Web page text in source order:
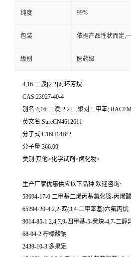
纯度 99%
包装 依据产品性状而定,
级别 医药级
4,16-二溴[2.2]对环芳烷
CAS:23927-40-4
别名:4,16-二溴[2.2]二聚对二甲苯;
英文名:SureCN4612611
分子式:C16H14Br2
分子量:366.09
类别:其他>化学试剂>卤化物>
生产厂家优惠供应以下品种,欢迎咨询:
53694-17-0 二甲基二烯丙基氯化铵-丙烯
65294-20-4 2,2-双(3,4-二甲苯基)六氟丙烷
9014-85-1 2,4,7,9-四甲基-5-癸炔-4,7-二醇
68-04-2 柠檬酸钠
2439-10-3 多果定